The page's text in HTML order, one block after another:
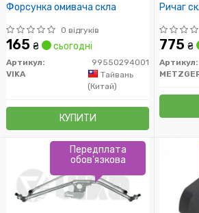
Форсунка омивача скла
0 відгуків
165 ₴ сьогодні
Артикул:
99550294001
VIKA
Тайвань
(Китай)
КУПИТИ
Ричаг
775 ₴
Артикул:
Передплата
обов'язкова